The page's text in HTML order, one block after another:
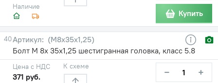
Наличие
Купить
40
(М8х35х1,25)
Болт М 8х 35х1,25 шестигранная головка, класс 5.8
Цена с НДС
371 руб.
К схеме − +